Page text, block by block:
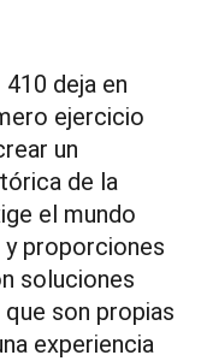
deja en
ejercicio
un
de la
el mundo
y proporciones
soluciones
son propias
experiencia